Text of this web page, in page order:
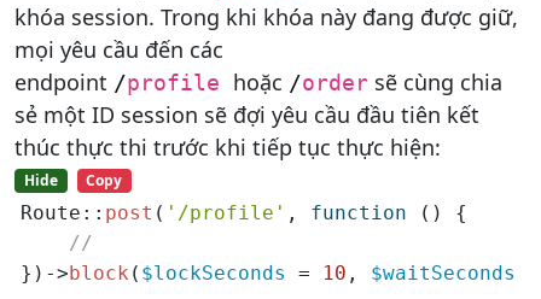
khóa session. Trong khi khóa này đang được giữ,
mọi yêu cầu đến các
endpoint /profile hoặc /order sẽ cùng chia
sẻ một ID session sẽ đợi yêu cầu đầu tiên kết
thúc thực thi trước khi tiếp tục thực hiện:
Hide Copy
Route:: post ( '/profile' , function () {
//
})->block ( $lockSeconds = 10 , $waitSeconds